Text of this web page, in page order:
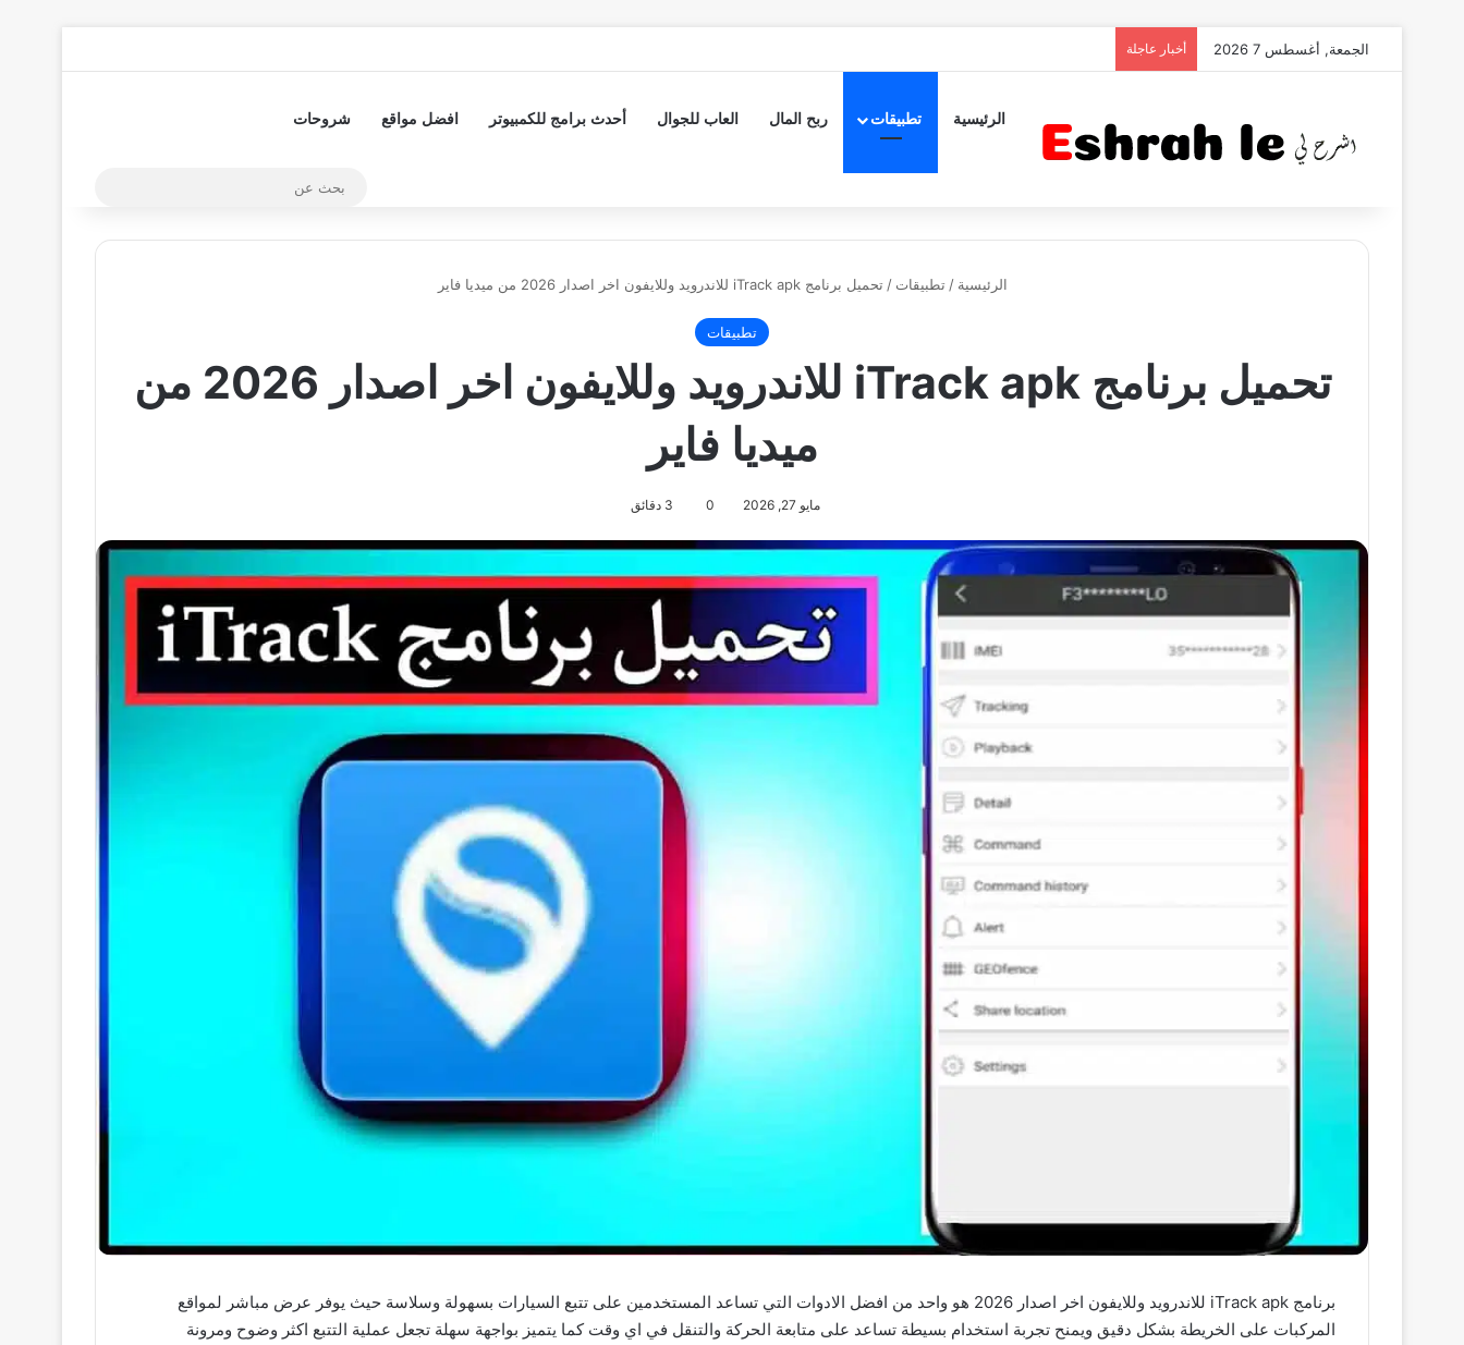
الجمعة, أغسطس 7 2026 أخبار عاجلة
الرئيسية تطبيقات ربح المال العاب للجوال أحدث برامج للكمبيوتر افضل مواقع شروحات
الرئيسية / تطبيقات / تحميل برنامج iTrack apk للاندرويد وللايفون اخر اصدار 2026 من ميديا فاير
تطبيقات
تحميل برنامج iTrack apk للاندرويد وللايفون اخر اصدار 2026 من
ميديا فاير
مايو 27, 2026 0
برنامج iTrack apk للاندرويد وللايفون اخر اصدار 2026 هو واحد من افضل الادوات التي تساعد المستخدمين على تتبع السيارات بسهولة وسلاسة حيث يوفر عرض مباشر لمواقع
المركبات على الخريطة بشكل دقيق ويمنح تجربة استخدام بسيطة تساعد على متابعة الحركة والتنقل في اي وقت كما يتميز بواجهة سهلة تجعل عملية التتبع اكثر وضوح ومرونة